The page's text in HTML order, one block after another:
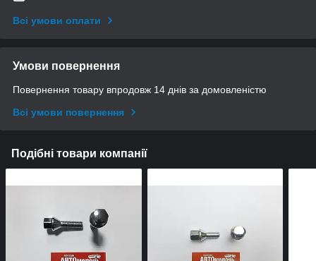
Всі умови оплати
Умови повернення
Повернення товару впродовж 14 днів за домовленістю
Всі умови повернення
Подібні товари компанії